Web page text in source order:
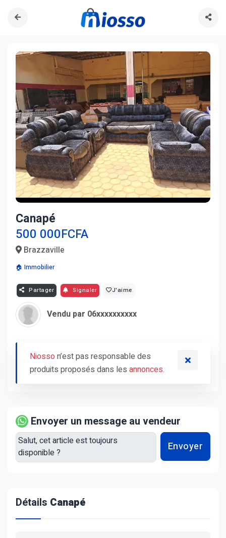
Canapé
500 000FCFA
Brazzaville
🏠 Immobilier
Partager Signaler J'aime
Vendu par 06xxxxxxxxxx
Niosson’est pas responsable des
produits proposés dans les annonces.
Envoyer un message au vendeur
Envoyer
Détails Canapé